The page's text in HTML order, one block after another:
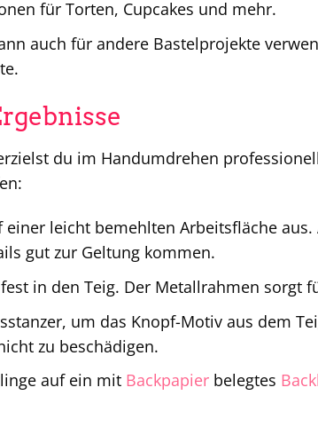
für Torten, Cupcakes und mehr.
auch für andere Bastelprojekte
du im Handumdrehen
einer leicht bemehlten Arbeitsfläche
gut zur Geltung kommen.
in den Teig. Der Metallrahmen sorgt
um das Knopf-Motiv aus dem
zu beschädigen.
auf ein mit Backpapierbelegtes